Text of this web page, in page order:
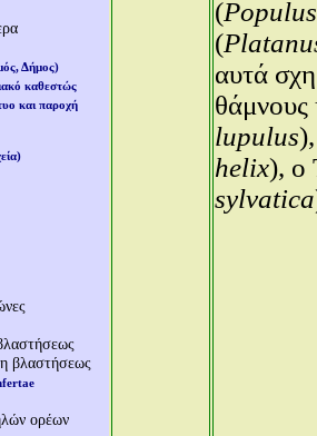
Δήμος)
καθεστώς
και παροχή
βλαστήσεως
ορέων
(
(
αυτά
lupulus
helix), ο
sylvatica